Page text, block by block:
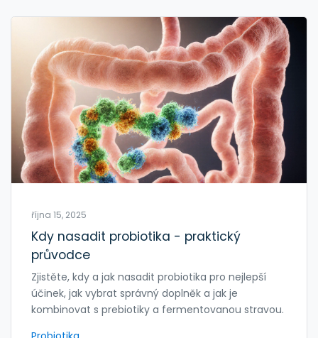
října 15, 2025
Kdy nasadit probiotika - praktický
průvodce
Zjistěte, kdy a jak nasadit probiotika pro nejlepší
účinek, jak vybrat správný doplněk a jak je
kombinovat s prebiotiky a fermentovanou stravou.